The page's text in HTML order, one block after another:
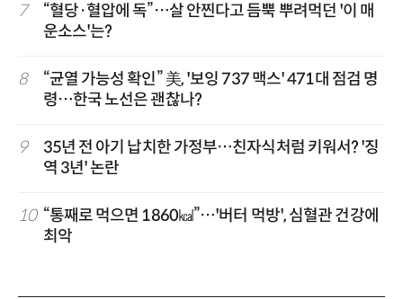
7
“혈당·혈압에 독”…살 안찐다고 듬뿍 뿌려먹던 '이 매
운소스'는?
8
“균열 가능성 확인” 美, '보잉 737 맥스' 471대 점검 명
령…한국 노선은 괜찮나?
9
35년 전 아기 납치한 가정부…친자식처럼 키워서? '징
역 3년' 논란
10 “통째로 먹으면 1860㎉”…'버터 먹방', 심혈관 건강에
최악